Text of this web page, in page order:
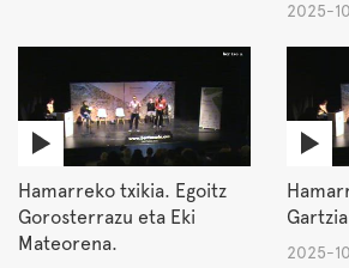
2025-
Hamarreko txikia. Egoitz
Gorosterrazu eta Eki
Mateorena.
2025-